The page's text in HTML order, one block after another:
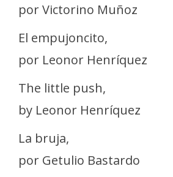
por Victorino Muñoz
El empujoncito,
por Leonor Henríquez
The little push,
by Leonor Henríquez
La bruja,
por Getulio Bastardo